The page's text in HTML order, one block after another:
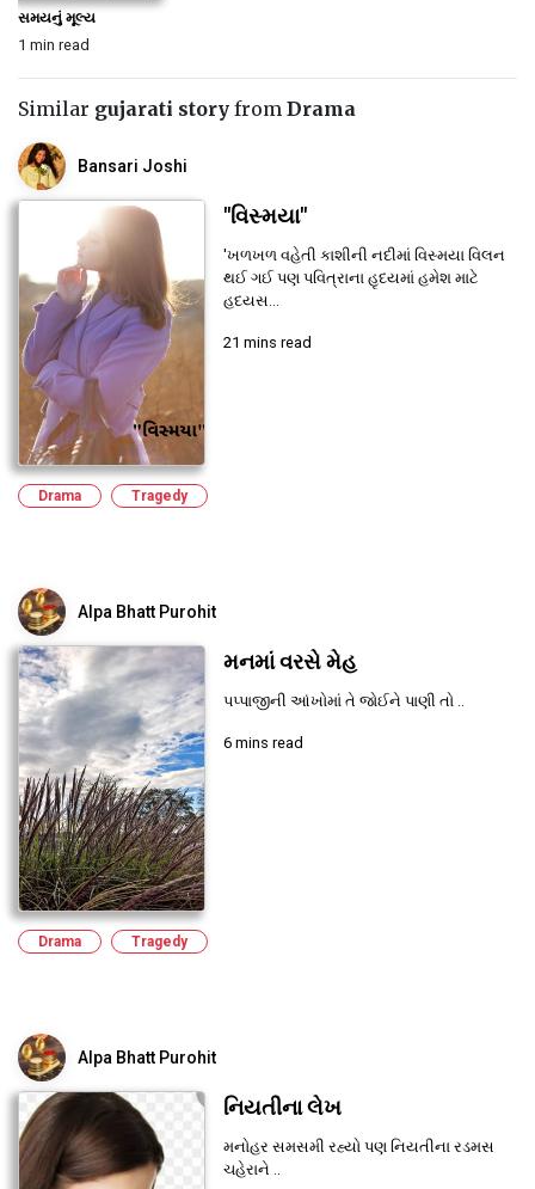
સમયનું મૂલ્ય
1 min read
Similar gujarati story from Drama
Bansari Joshi
"વિસ્મયા"
'ખળખળ વહેતી કાશીની નદીમાં વિસ્મયા વિલન
થઈ ગઈ પણ પવિત્રાના હૃદયમાં હમેશ માટે
હદયસ...
21 mins read
Drama Tragedy
Alpa Bhatt Purohit
મનમાં વરસે મેહ
પપ્પાજીની આંખોમાં તે જોઈને પાણી તો ..
6 mins read
Drama Tragedy
Alpa Bhatt Purohit
નિયતીના લેખ
મનોહર સમસમી રહ્યો પણ નિયતીના રડમસ
ચહેરાને ..